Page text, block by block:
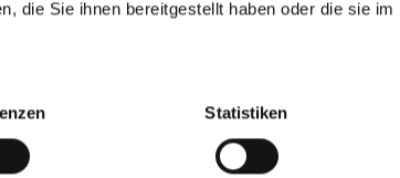
die Sie ihnen bereitgestellt haben oder die sie
Statistiken
dem Stabmixer fein aufschäumen.
das Ei langsam einrühren, mit Salz